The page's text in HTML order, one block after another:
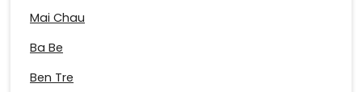
Mai Chau
Ba Be
Ben Tre